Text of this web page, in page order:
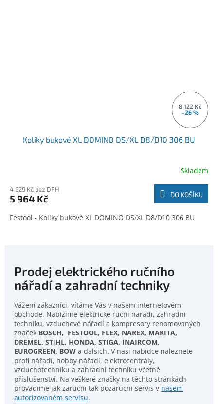
8 122 Kč
–26 %
Kolíky bukové XL DOMINO DS/XL D8/D10 306 BU
Skladem
4 929 Kč bez DPH
5 964 Kč DO KOŠÍKU
Festool - Kolíky bukové XL DOMINO DS/XL D8/D10 306 BU
Prodej elektrického ručního
nářadí a zahradní techniky
Vážení zákazníci, vítáme Vás v našem internetovém
obchodě. Nabízíme elektrické ruční nářadí, zahradní
techniku, vzduchové nářadí a kompresory renomovaných
značek BOSCH, FESTOOL, FLEX, NAREX, MAKITA,
DREMEL, STIHL, HONDA, STIGA, INAIRCOM,
EUROGREEN, BOW a dalších. V naší nabídce naleznete
profi nářadí, hobby nářadí, elektrocentrály,
vzduchotechniku a zahradní techniku včetně
příslušenství. Na veškeré značky na těchto stránkách
provádíme jak záruční tak pozáruční servis v našem
autorizovaném servisu.